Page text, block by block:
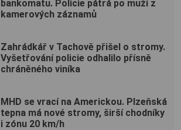
bankomatu. Policie pátrá po muži z
kamerových záznamů
Zahrádkář v Tachově přišel o stromy.
Vyšetřování policie odhalilo přísně
chráněného viníka
MHD se vrací na Americkou. Plzeňská
tepna má nové stromy, širší chodníky
i zónu 20 km/h